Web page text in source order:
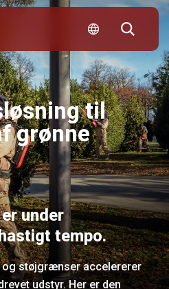
til
grønne
under
tempo.
og støjgrænser accelererer
udstyr. Her er den